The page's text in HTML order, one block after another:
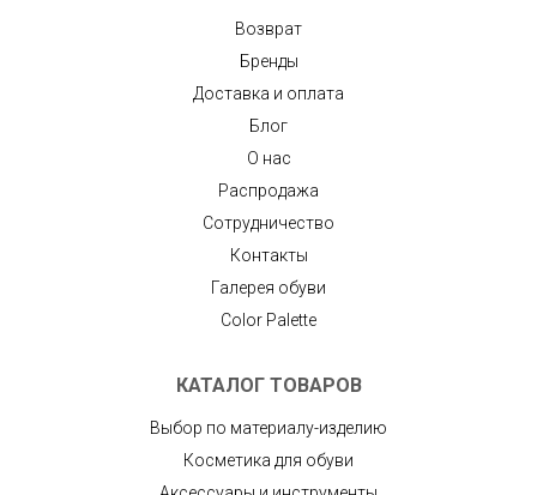
Возврат
Бренды
Доставка и оплата
Блог
О нас
Распродажа
Сотрудничество
Контакты
Галерея обуви
Color Palette
КАТАЛОГ ТОВАРОВ
Выбор по материалу-изделию
Косметика для обуви